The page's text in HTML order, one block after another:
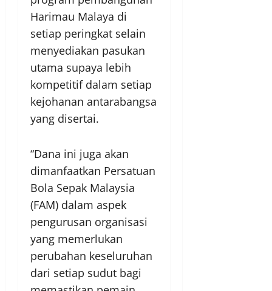
Harimau Malaya di
setiap peringkat selain
menyediakan pasukan
utama supaya lebih
kompetitif dalam setiap
kejohanan antarabangsa
yang disertai.
“Dana ini juga akan
dimanfaatkan Persatuan
Bola Sepak Malaysia
(FAM) dalam aspek
pengurusan organisasi
yang memerlukan
perubahan keseluruhan
dari setiap sudut bagi